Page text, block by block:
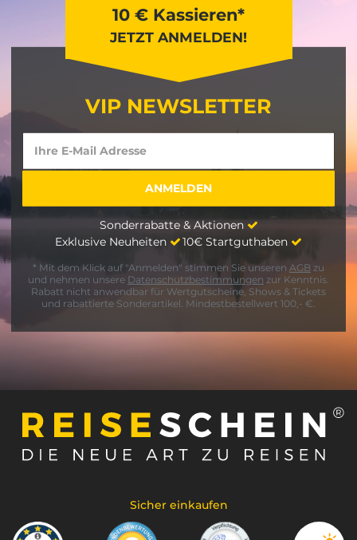
10 € Kassieren*
JETZT ANMELDEN!
VIP NEWSLETTER
Sonderrabatte & Aktionen
Exklusive Neuheiten
10€ Startguthaben
* Mit dem Klick auf "Anmelden" stimmen Sie unseren AGB zu
und nehmen unsere Datenschutzbestimmungen zur Kenntnis.
Rabatt nicht anwendbar für Wertgutscheine, Shows & Tickets
und rabattierte Sonderartikel. Mindestbestellwert 100,- €.
Sicher einkaufen